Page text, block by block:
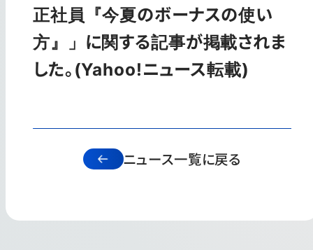
正社員『今夏のボーナスの使い
方』」に関する記事が掲載されま
した。(Yahoo!ニュース転載)
ニュース一覧に戻る